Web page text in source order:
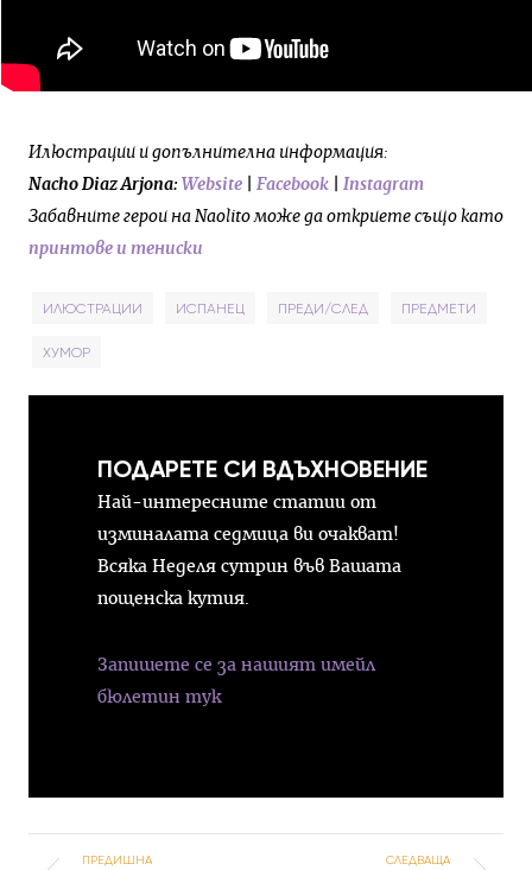
Илюстрации и допълнителна информация:
Nacho Diaz Arjona: Website Facebook
Instagram
Забавните герои на Naolito може да откриете също като
принтове и тениски
ИЛЮСТРАЦИИ ИСПАНЕЦ ПРЕДИ/СЛЕД ПРЕДМЕТИ
ХУМОР
ПОДАРЕТЕ СИ ВДЪХНОВЕНИЕ
Най-интересните статии от
изминалата седмица ви очакват!
Всяка Неделя сутрин във Вашата
пощенска кутия.
Запишете се за нашият имейл
бюлетин тук
ПРЕДИШНА СЛЕДВАЩА